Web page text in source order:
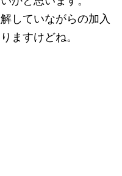
していながらの加入
ますけどね。